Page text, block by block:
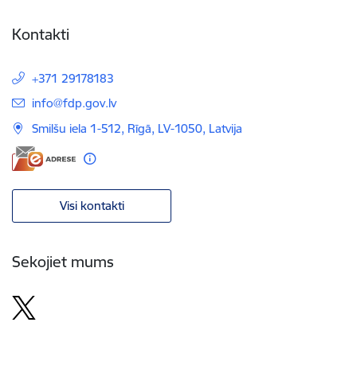
Kontakti
+371 29178183
E-pasts:
info@fdp.gov.lv
Smilšu iela 1-512, Rīgā, LV-1050, Latvija
Visi kontakti
Sekojiet mums